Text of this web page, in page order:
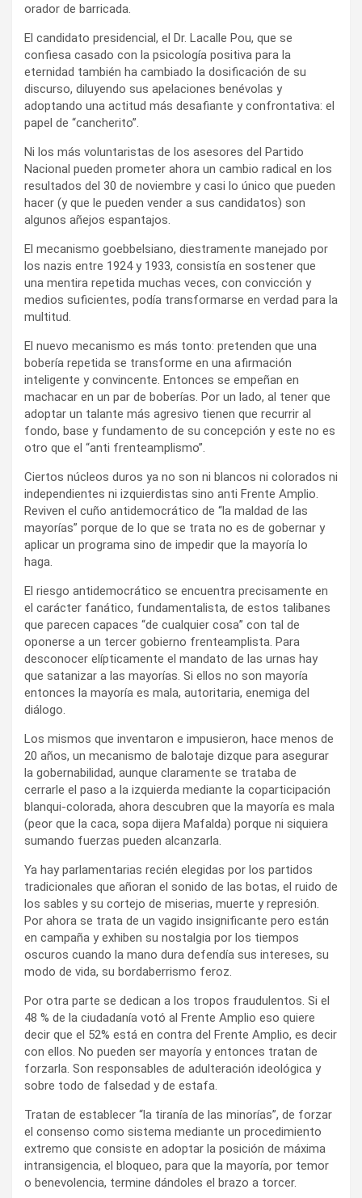
orador de barricada.
El candidato presidencial, el Dr. Lacalle Pou, que se
confiesa casado con la psicología positiva para la
eternidad también ha cambiado la dosificación de su
discurso, diluyendo sus apelaciones benévolas y
adoptando una actitud más desafiante y confrontativa: el
papel de “cancherito”.
Ni los más voluntaristas de los asesores del Partido
Nacional pueden prometer ahora un cambio radical en los
resultados del 30 de noviembre y casi lo único que pueden
hacer (y que le pueden vender a sus candidatos) son
algunos añejos espantajos.
El mecanismo goebbelsiano, diestramente manejado por
los nazis entre 1924 y 1933, consistía en sostener que
una mentira repetida muchas veces, con convicción y
medios suficientes, podía transformarse en verdad para la
multitud.
El nuevo mecanismo es más tonto: pretenden que una
bobería repetida se transforme en una afirmación
inteligente y convincente. Entonces se empeñan en
machacar en un par de boberías. Por un lado, al tener que
adoptar un talante más agresivo tienen que recurrir al
fondo, base y fundamento de su concepción y este no es
otro que el “anti frenteamplismo”.
Ciertos núcleos duros ya no son ni blancos ni colorados ni
independientes ni izquierdistas sino anti Frente Amplio.
Reviven el cuño antidemocrático de “la maldad de las
mayorías” porque de lo que se trata no es de gobernar y
aplicar un programa sino de impedir que la mayoría lo
haga.
El riesgo antidemocrático se encuentra precisamente en
el carácter fanático, fundamentalista, de estos talibanes
que parecen capaces “de cualquier cosa” con tal de
oponerse a un tercer gobierno frenteamplista. Para
desconocer elípticamente el mandato de las urnas hay
que satanizar a las mayorías. Si ellos no son mayoría
entonces la mayoría es mala, autoritaria, enemiga del
diálogo.
Los mismos que inventaron e impusieron, hace menos de
20 años, un mecanismo de balotaje dizque para asegurar
la gobernabilidad, aunque claramente se trataba de
cerrarle el paso a la izquierda mediante la coparticipación
blanqui-colorada, ahora descubren que la mayoría es mala
(peor que la caca, sopa dijera Mafalda) porque ni siquiera
sumando fuerzas pueden alcanzarla.
Ya hay parlamentarias recién elegidas por los partidos
tradicionales que añoran el sonido de las botas, el ruido de
los sables y su cortejo de miserias, muerte y represión.
Por ahora se trata de un vagido insignificante pero están
en campaña y exhiben su nostalgia por los tiempos
oscuros cuando la mano dura defendía sus intereses, su
modo de vida, su bordaberrismo feroz.
Por otra parte se dedican a los tropos fraudulentos. Si el
48 % de la ciudadanía votó al Frente Amplio eso quiere
decir que el 52% está en contra del Frente Amplio, es decir
con ellos. No pueden ser mayoría y entonces tratan de
forzarla. Son responsables de adulteración ideológica y
sobre todo de falsedad y de estafa.
Tratan de establecer “la tiranía de las minorías”, de forzar
el consenso como sistema mediante un procedimiento
extremo que consiste en adoptar la posición de máxima
intransigencia, el bloqueo, para que la mayoría, por temor
o benevolencia, termine dándoles el brazo a torcer.